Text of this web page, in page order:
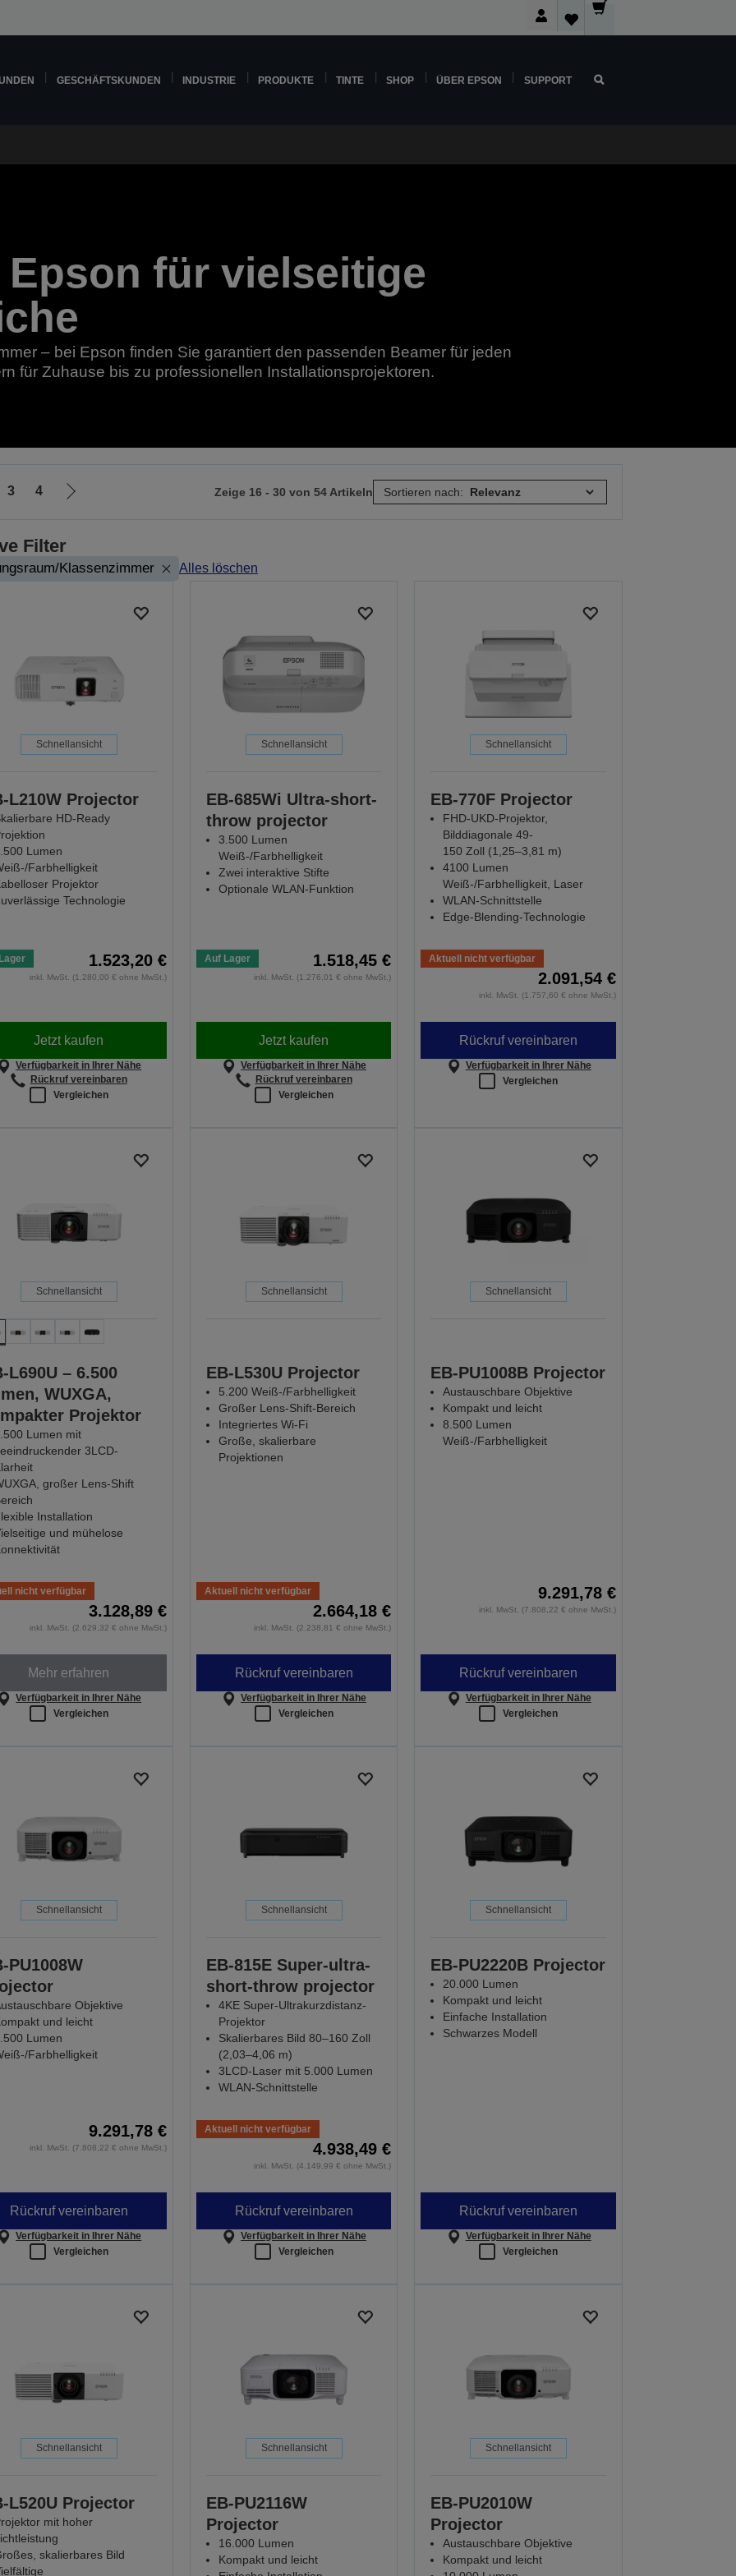
GESCHÄFTSKUNDEN INDUSTRIE PRODUKTE TINTE SHOP ÜBER EPSON SUPPORT
Epson für vielseitige
– bei Epson finden Sie garantiert den passenden Beamer für jeden
für Zuhause bis zu professionellen Installationsprojektoren.
3 4
Zur
Zeige 16 - 30 von 54 Artikeln Sortieren nach:
Filter
Klassenzimmer Alles löschen
Schnellansicht
L210W Projector
HD-Ready
Lumen
Farbhelligkeit
Projektor
Technologie
1.523,20 €
inkl. MwSt. (1.280,00 € ohne MwSt.)
Jetzt kaufen
Verfügbarkeit in Ihrer Nähe
Rückruf vereinbaren
Vergleichen
Schnellansicht
EB-685Wi Ultra-short-
throw projector
3.500 Lumen
Weiß-/Farbhelligkeit
Zwei interaktive Stifte
Optionale WLAN-Funktion
Auf Lager 1.518,45 €
inkl. MwSt. (1.276,01 € ohne MwSt.)
Jetzt kaufen
Verfügbarkeit in Ihrer Nähe
Rückruf vereinbaren
Vergleichen
Schnellansicht
EB-770F Projector
FHD-UKD-Projektor,
Bilddiagonale 49-
150 Zoll (1,25–3,81 m)
4100 Lumen
Weiß-/Farbhelligkeit, Laser
WLAN-Schnittstelle
Edge-Blending-Technologie
Aktuell nicht verfügbar
2.091,54 €
inkl. MwSt. (1.757,60 € ohne MwSt.)
Rückruf vereinbaren
Verfügbarkeit in Ihrer Nähe
Vergleichen
Schnellansicht
L690U – 6.500
WUXGA,
Projektor
Lumen mit
3LCD-
großer Lens-Shift
Installation
und mühelose
nicht verfügbar
3.128,89 €
inkl. MwSt. (2.629,32 € ohne MwSt.)
Mehr erfahren
Verfügbarkeit in Ihrer Nähe
Vergleichen
Schnellansicht
EB-L530U Projector
5.200 Weiß-/Farbhelligkeit
Großer Lens-Shift-Bereich
Integriertes Wi-Fi
Große, skalierbare
Projektionen
Aktuell nicht verfügbar
2.664,18 €
inkl. MwSt. (2.238,81 € ohne MwSt.)
Rückruf vereinbaren
Verfügbarkeit in Ihrer Nähe
Vergleichen
Schnellansicht
EB-PU1008B Projector
Austauschbare Objektive
Kompakt und leicht
8.500 Lumen
Weiß-/Farbhelligkeit
9.291,78 €
inkl. MwSt. (7.808,22 € ohne MwSt.)
Rückruf vereinbaren
Verfügbarkeit in Ihrer Nähe
Vergleichen
Schnellansicht
PU1008W
Objektive
und leicht
Lumen
Farbhelligkeit
9.291,78 €
inkl. MwSt. (7.808,22 € ohne MwSt.)
Rückruf vereinbaren
Verfügbarkeit in Ihrer Nähe
Vergleichen
Schnellansicht
EB-815E Super-ultra-
short-throw projector
4KE Super-Ultrakurzdistanz-
Projektor
Skalierbares Bild 80–160 Zoll
(2,03–4,06 m)
3LCD-Laser mit 5.000 Lumen
WLAN-Schnittstelle
Aktuell nicht verfügbar
4.938,49 €
inkl. MwSt. (4.149,99 € ohne MwSt.)
Rückruf vereinbaren
Verfügbarkeit in Ihrer Nähe
Vergleichen
Schnellansicht
EB-PU2220B Projector
20.000 Lumen
Kompakt und leicht
Einfache Installation
Schwarzes Modell
Rückruf vereinbaren
Verfügbarkeit in Ihrer Nähe
Vergleichen
Schnellansicht
L520U Projector
mit hoher
skalierbares Bild
Schnellansicht
EB-PU2116W
Projector
16.000 Lumen
Kompakt und leicht
Schnellansicht
EB-PU2010W
Projector
Austauschbare Objektive
Kompakt und leicht